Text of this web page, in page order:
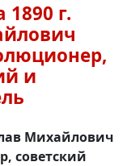
г.
и
Михайлович
советский